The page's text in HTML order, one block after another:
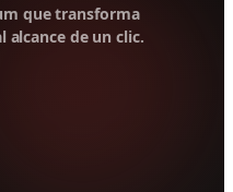
que transforma
alcance de un clic.